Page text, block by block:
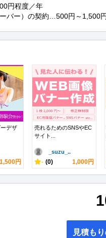
円程度／年
バー）の契約…500円～1,500
デザ
1,500円
売れるためのSNSやEC
サイト...
_suzu_..
- (0) 1,000円
見積も